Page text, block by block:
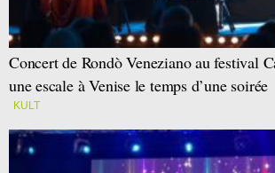
Concert de Rondò Veneziano au festival
une escale à Venise le temps d’une soirée
KULT